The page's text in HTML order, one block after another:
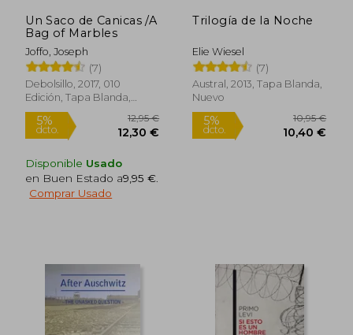
Rápido Rápido
Un Saco de Canicas /A
Bag of Marbles
Joffo, Joseph
(7)
Debolsillo, 2017, 010
Edición, Tapa Blanda,
Nuevo
Disponible Usado
en Buen Estado a9,95 €
Comprar Usado
Trilogía de la Noche
Elie Wiesel
(7)
Austral, 2013, Tapa Blanda,
Nuevo